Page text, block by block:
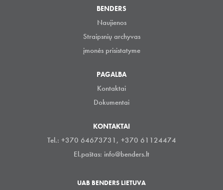
BENDERS
Naujienos
Straipsnių archyvas
įmonės prisistatyme
PAGALBA
Kontaktai
Dokumentai
KONTAKTAI
Tel.: +370 64673731, +370 61124474
El.paštas: info@benders.lt
UAB BENDERS LIETUVA